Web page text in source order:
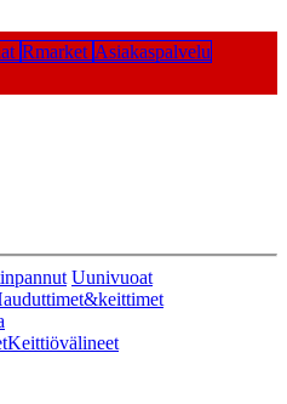
Rmarket Asiakaspalvelu
Uunivuoat
Keittiövälineet